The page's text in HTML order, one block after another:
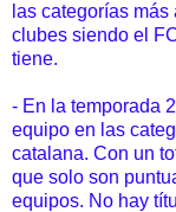
las categorías
clubes siendo el
tiene.
- En la temporada
equipo en las
catalana. Con un
que solo son
equipos. No hay